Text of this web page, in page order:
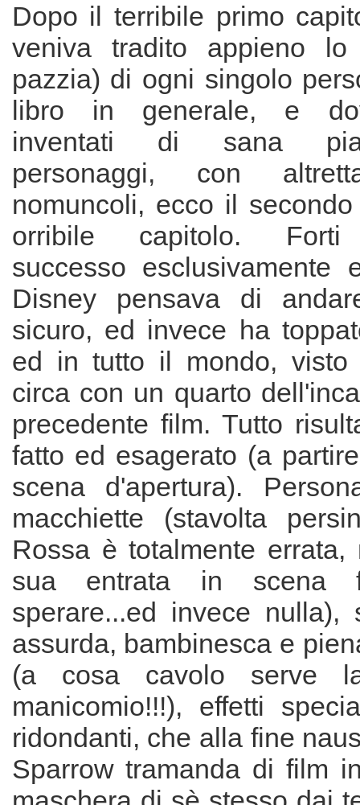
Dopo il terribile primo
veniva tradito appieno
pazzia) di ogni singolo
libro in generale, e
inventati di sana
personaggi, con
nomuncoli, ecco il
orribile capitolo. Forti
successo esclusivamente
Disney pensava di
sicuro, ed invece ha
ed in tutto il mondo, visto
circa con un quarto
precedente film. Tutto
fatto ed esagerato (a
scena d'apertura).
macchiette (stavolta
Rossa è totalmente errata,
sua entrata in scena
sperare...ed invece nulla),
assurda, bambinesca e
(a cosa cavolo serve
manicomio!!!), effetti
ridondanti, che alla fine
Sparrow tramanda di film